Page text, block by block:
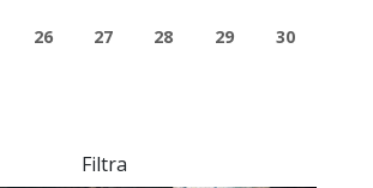
26 27 28 29 30
Filtra